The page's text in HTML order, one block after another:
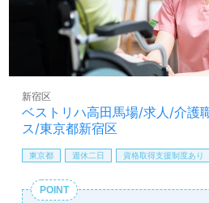
医療/福祉業界の正社員/パート求
護】＊求人情報収集、将来的に検
LINE、メール、お電話などご希
相談可能です。転職相談、求人紹
あり！＞"転職支援"のプロと一緒
せお待ちしております。
ベストリハ高田馬場/求人/介護
ス/東京都新宿区
新宿区
東京都 週休二日 資格取得支援制度あり
POINT